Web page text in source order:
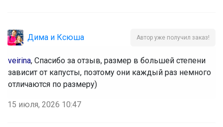
Дима и Ксюша Автор уже получил заказ!
veirina, Спасибо за отзыв, размер в большей степени
зависит от капусты, поэтому они каждый раз немного
отличаются по размеру)
15 июля, 2026 10:47